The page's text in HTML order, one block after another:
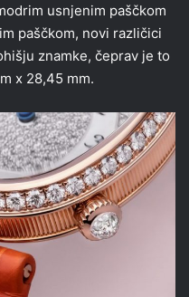
usnjenim paščkom
paščkom, novi različici
znamke, čeprav je to
x 28,45 mm.